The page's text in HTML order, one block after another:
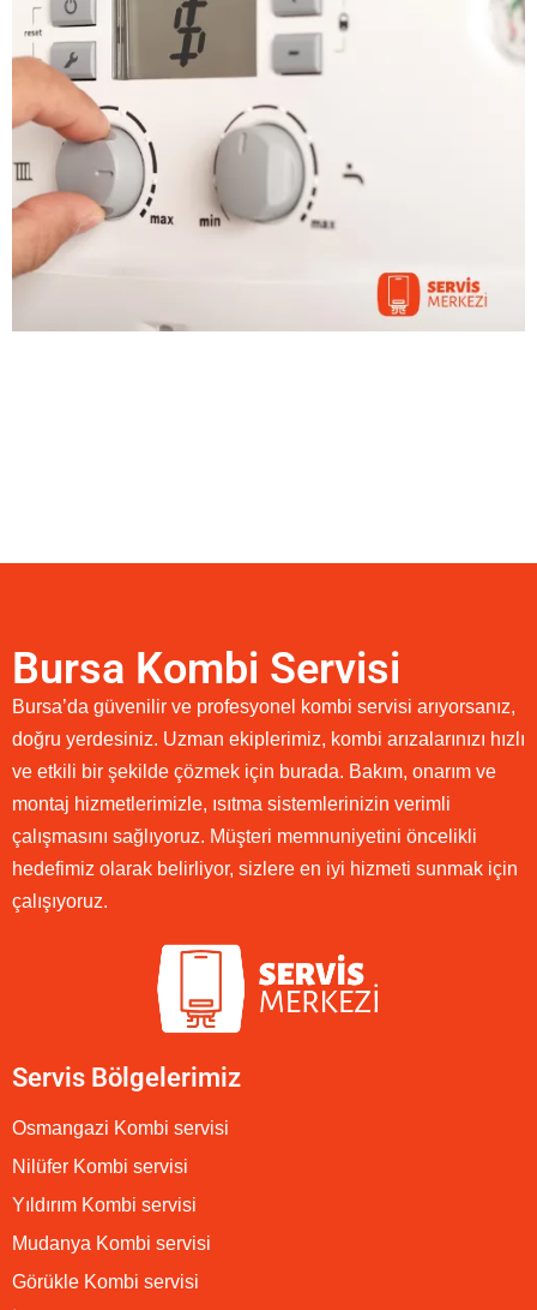
Bursa Kombi Servisi
Bursa’da güvenilir ve profesyonel kombi servisi arıyorsanız,
doğru yerdesiniz. Uzman ekiplerimiz, kombi arızalarınızı hızlı
ve etkili bir şekilde çözmek için burada. Bakım, onarım ve
montaj hizmetlerimizle, ısıtma sistemlerinizin verimli
çalışmasını sağlıyoruz. Müşteri memnuniyetini öncelikli
hedefimiz olarak belirliyor, sizlere en iyi hizmeti sunmak için
çalışıyoruz.
Servis Bölgelerimiz
Osmangazi Kombi servisi
Nilüfer Kombi servisi
Yıldırım Kombi servisi
Mudanya Kombi servisi
Görükle Kombi servisi